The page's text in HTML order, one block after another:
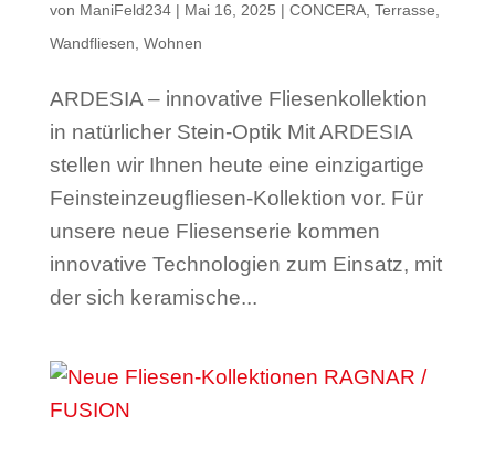
von ManiFeld234| Mai 16, 2025 | CONCERA, Terrasse
Wandfliesen Wohnen
ARDESIA – innovative Fliesenkollektion
in natürlicher Stein-Optik Mit ARDESIA
stellen wir Ihnen heute eine einzigartige
Feinsteinzeugfliesen-Kollektion vor. Für
unsere neue Fliesenserie kommen
innovative Technologien zum Einsatz, mit
der sich keramische...